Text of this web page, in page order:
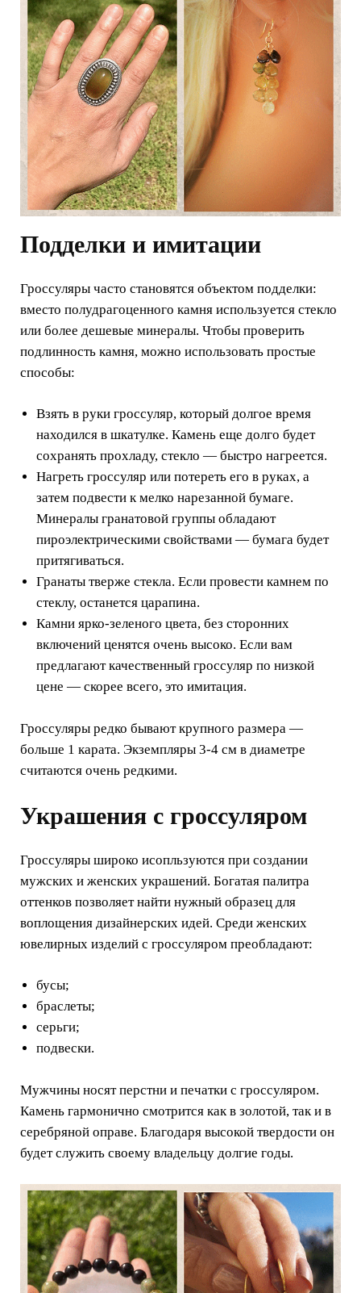
Подделки и имитации
Гроссуляры часто становятся объектом подделки:
вместо полудрагоценного камня используется стекло
или более дешевые минералы. Чтобы проверить
подлинность камня, можно использовать простые
способы:
Взять в руки гроссуляр, который долгое время
находился в шкатулке. Камень еще долго будет
сохранять прохладу, стекло — быстро нагреется.
Нагреть гроссуляр или потереть его в руках, а
затем подвести к мелко нарезанной бумаге.
Минералы гранатовой группы обладают
пироэлектрическими свойствами — бумага будет
притягиваться.
Гранаты тверже стекла. Если провести камнем по
стеклу, останется царапина.
Камни ярко-зеленого цвета, без сторонних
включений ценятся очень высоко. Если вам
предлагают качественный гроссуляр по низкой
цене — скорее всего, это имитация.
Гроссуляры редко бывают крупного размера —
больше 1 карата. Экземпляры 3-4 см в диаметре
считаются очень редкими.
Украшения с гроссуляром
Гроссуляры широко исопльзуются при создании
мужских и женских украшений. Богатая палитра
оттенков позволяет найти нужный образец для
воплощения дизайнерских идей. Среди женских
ювелирных изделий с гроссуляром преобладают:
бусы;
браслеты;
серьги;
подвески.
Мужчины носят перстни и печатки с гроссуляром.
Камень гармонично смотрится как в золотой, так и в
серебряной оправе. Благодаря высокой твердости он
будет служить своему владельцу долгие годы.